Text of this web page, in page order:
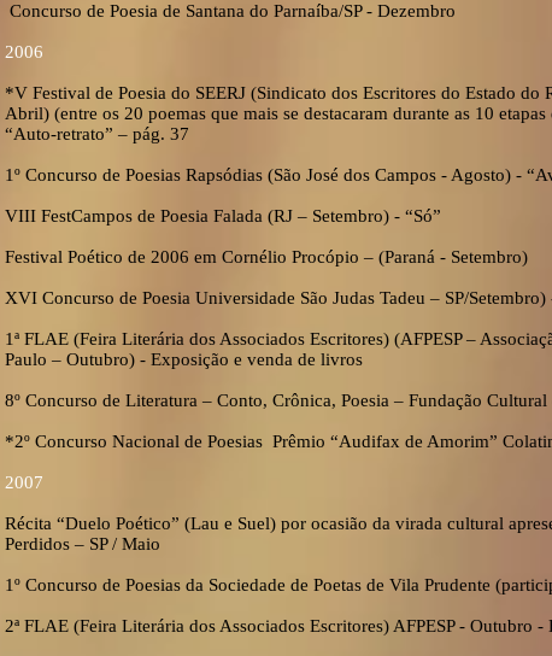
Concurso de Poesia de Santana do Parnaíba/SP - Dezembro
2006
*V Festival de Poesia do SEERJ (Sindicato dos Escritores do Estado
Abril) (entre os 20 poemas que mais se destacaram durante as 10
“Auto-retrato” – pág. 37
1º Concurso de Poesias Rapsódias (São José dos Campos - Agosto) -
VIII FestCampos de Poesia Falada (RJ – Setembro) - “Só”
Festival Poético de 2006 em Cornélio Procópio – (Paraná - Setembro)
XVI Concurso de Poesia Universidade São Judas Tadeu – SP/
1ª FLAE (Feira Literária dos Associados Escritores) (AFPESP –
Paulo – Outubro) - Exposição e venda de livros
8º Concurso de Literatura – Conto, Crônica, Poesia – Fundação Cultural
*2º Concurso Nacional de Poesias Prêmio “Audifax de Amorim”
2007
Récita “Duelo Poético” (Lau e Suel) por ocasião da virada cultural
Perdidos – SP / Maio
1º Concurso de Poesias da Sociedade de Poetas de Vila Prudente
2ª FLAE (Feira Literária dos Associados Escritores) AFPESP - Outubro